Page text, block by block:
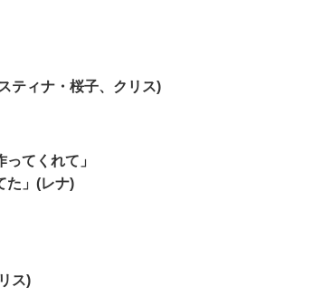
ティナ・桜子、クリス)
てくれて」
た」(レナ)
ス)